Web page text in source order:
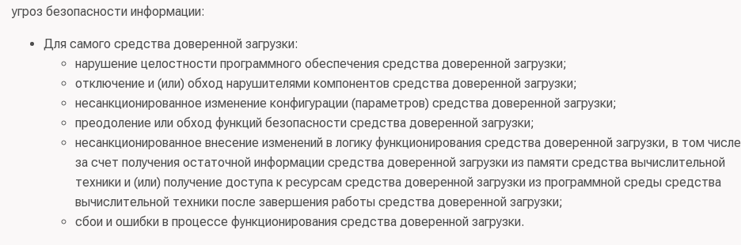
угроз безопасности информации:
Для самого средства доверенной загрузки:
нарушение целостности программного обеспечения средства доверенной загрузки;
отключение и (или) обход нарушителями компонентов средства доверенной загрузки;
несанкционированное изменение конфигурации (параметров) средства доверенной загрузки;
преодоление или обход функций безопасности средства доверенной загрузки;
несанкционированное внесение изменений в логику функционирования средства доверенной загрузки, в том числе
за счет получения остаточной информации средства доверенной загрузки из памяти средства вычислительной
техники и (или) получение доступа к ресурсам средства доверенной загрузки из программной среды средства
вычислительной техники после завершения работы средства доверенной загрузки;
сбои и ошибки в процессе функционирования средства доверенной загрузки.